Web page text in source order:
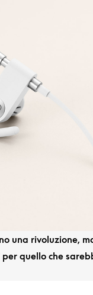
una rivoluzione,
quello che